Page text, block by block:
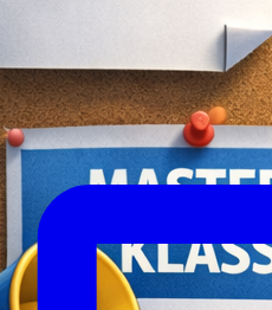
va imtiyozlarTalabalar